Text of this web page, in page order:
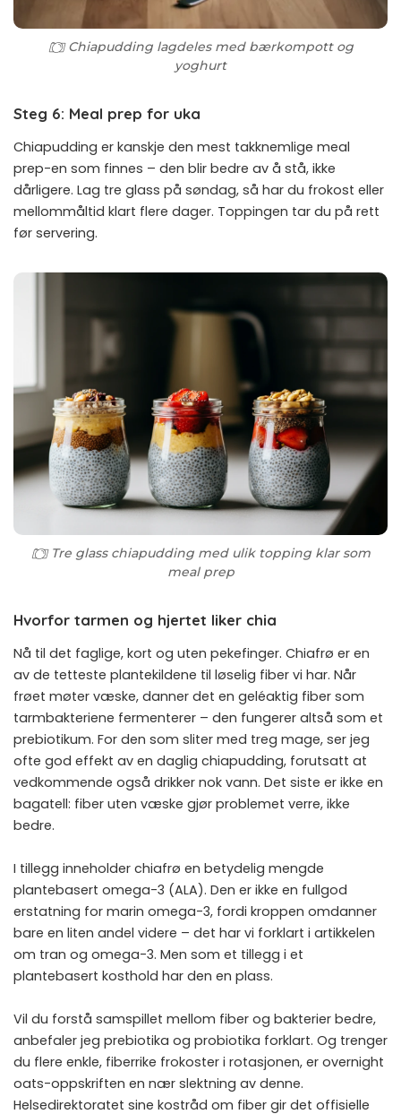
Chiapudding lagdeles med bærkompott og
yoghurt
Steg 6: Meal prep for uka
Chiapudding er kanskje den mest takknemlige meal
prep-en som finnes – den blir bedre av å stå, ikke
dårligere. Lag tre glass på søndag, så har du frokost eller
mellommåltid klart flere dager. Toppingen tar du på rett
før servering.
Tre glass chiapudding med ulik topping klar som
meal prep
Hvorfor tarmen og hjertet liker chia
Nå til det faglige, kort og uten pekefinger. Chiafrø er en
av de tetteste plantekildene til løselig fiber vi har. Når
frøet møter væske, danner det en geléaktig fiber som
tarmbakteriene fermenterer – den fungerer altså som et
prebiotikum. For den som sliter med treg mage, ser jeg
ofte god effekt av en daglig chiapudding, forutsatt at
vedkommende også drikker nok vann. Det siste er ikke en
bagatell: fiber uten væske gjør problemet verre, ikke
bedre.
I tillegg inneholder chiafrø en betydelig mengde
plantebasert omega-3 (ALA). Den er ikke en fullgod
erstatning for marin omega-3, fordi kroppen omdanner
bare en liten andel videre – det har vi forklart i artikkelen
om tran og omega-3. Men som et tillegg i et
plantebasert kosthold har den en plass.
Vil du forstå samspillet mellom fiber og bakterier bedre,
anbefaler jeg prebiotika og probiotika forklart. Og trenger
du flere enkle, fiberrike frokoster i rotasjonen, er overnight
oats-oppskriften en nær slektning av denne.
Helsedirektoratet sine kostråd om fiber gir det offisielle